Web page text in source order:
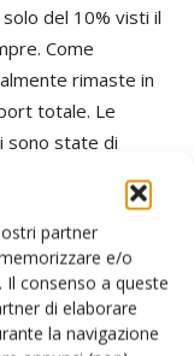
partner
e/o
consenso a queste
di elaborare
la navigazione
del 10% visti il
Come
rimaste in
totale. Le
sono state di
un calo
In discesa, in
europei extra
e l’Asia, in
18 hanno